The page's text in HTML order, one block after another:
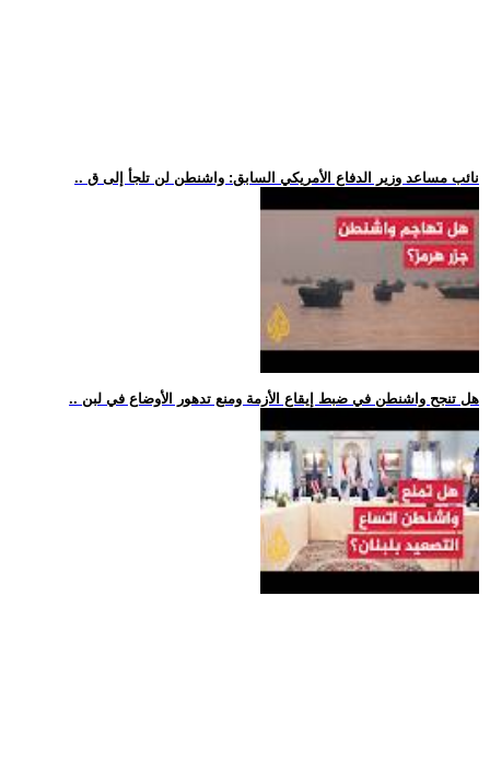
.. نائب مساعد وزير الدفاع الأمريكي السابق: واشنطن لن تلجأ إلى ق
.. هل تنجح واشنطن في ضبط إيقاع الأزمة ومنع تدهور الأوضاع في لبن